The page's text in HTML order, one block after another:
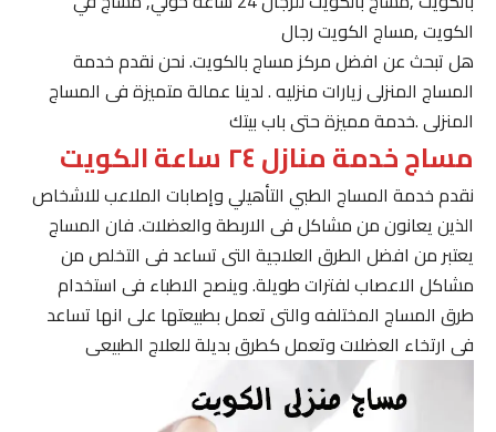
الكويت ,مساج الكويت رجال
هل تبحث عن افضل مركز مساج بالكويت. نحن نقدم خدمة
المساج المنزلى زيارات منزليه . لدينا عمالة متميزة فى المساج
المنزلى .خدمة مميزة حتى باب بيتك
مساج خدمة منازل ٢٤ ساعة الكويت
نقدم خدمة المساج الطبي التأهيلي وإصابات الملاعب للاشخاص
الذين يعانون من مشاكل فى الاربطة والعضلات. فان المساج
يعتبر من افضل الطرق العلاجية التى تساعد فى التخلص من
مشاكل الاعصاب لفترات طويلة. وينصح الاطباء فى استخدام
طرق المساج المختلفه والتى تعمل بطبيعتها على انها تساعد
فى ارتخاء العضلات وتعمل كطرق بديلة للعلاج الطبيعى